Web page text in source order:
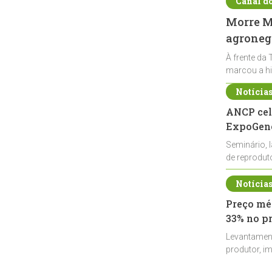
Morre
À frente da
marcou a
ANCP
Seminário,
de
durante a
Preço
33% no
produtor,